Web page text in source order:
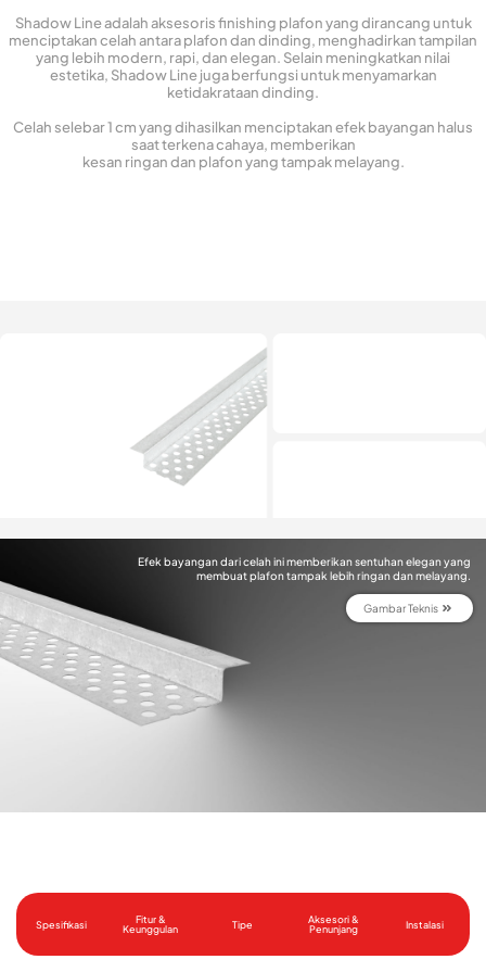
Shadow Line adalah aksesoris finishing plafon yang dirancang untuk
menciptakan celah antara plafon dan dinding, menghadirkan tampilan
yang lebih modern, rapi, dan elegan. Selain meningkatkan nilai
estetika, Shadow Line juga berfungsi untuk menyamarkan
ketidakrataan dinding.
Celah selebar 1 cm yang dihasilkan menciptakan efek bayangan halus
saat terkena cahaya, memberikan
kesan ringan dan plafon yang tampak melayang.
Efek bayangan dari celah ini memberikan sentuhan elegan yang
membuat plafon tampak lebih ringan dan melayang.
Gambar Teknis
Spesifikasi
Fitur &
Keunggulan
Tipe
Aksesori &
Penunjang
Instalasi